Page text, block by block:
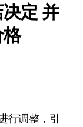
定 并